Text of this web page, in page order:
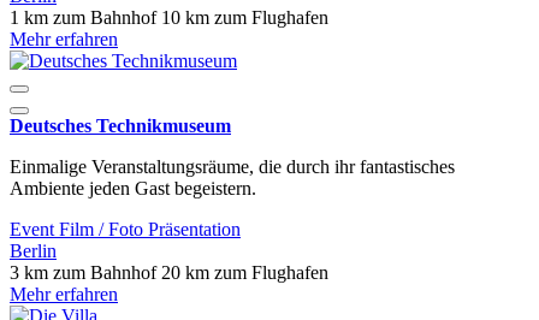
1 km zum Bahnhof 10 km zum Flughafen
Mehr erfahren
Deutsches Technikmuseum
Einmalige Veranstaltungsräume, die durch ihr fantastisches
Ambiente jeden Gast begeistern.
Event Film / Foto Präsentation
Berlin
3 km zum Bahnhof 20 km zum Flughafen
Mehr erfahren